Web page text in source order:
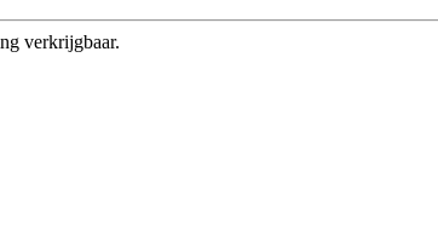
verkrijgbaar.